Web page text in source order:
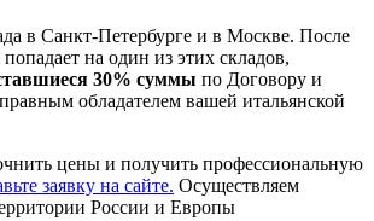
в Санкт-Петербурге и в Москве. После
попадает на один из этих складов,
30% суммы по Договору и
обладателем вашей итальянской
цены и получить профессиональную
заявку на сайте. Осуществляем
России и Европы